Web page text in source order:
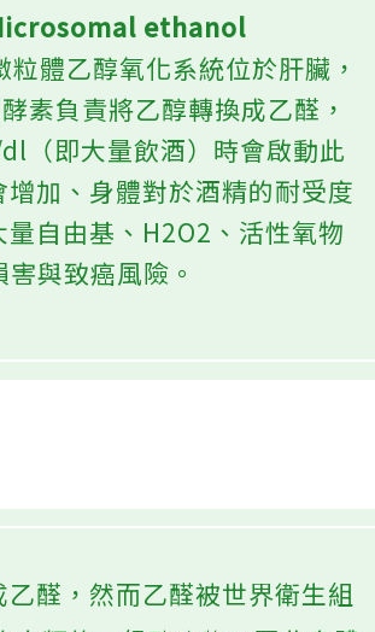
ethanol
粒體乙醇氧化系統位於肝臟，
素負責將乙醇轉換成乙醛，
（即大量飲酒）時會啟動此
加、身體對於酒精的耐受度
自由基、H2O2、活性氧物
與致癌風險。
醛，然而乙醛被世界衛生組